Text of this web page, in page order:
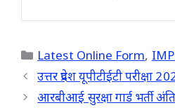
Categories
Latest Online Form,
उत्तर प्रदेश यूपीटीईटी परीक्षा
आरबीआई सुरक्षा गार्ड भर्ती